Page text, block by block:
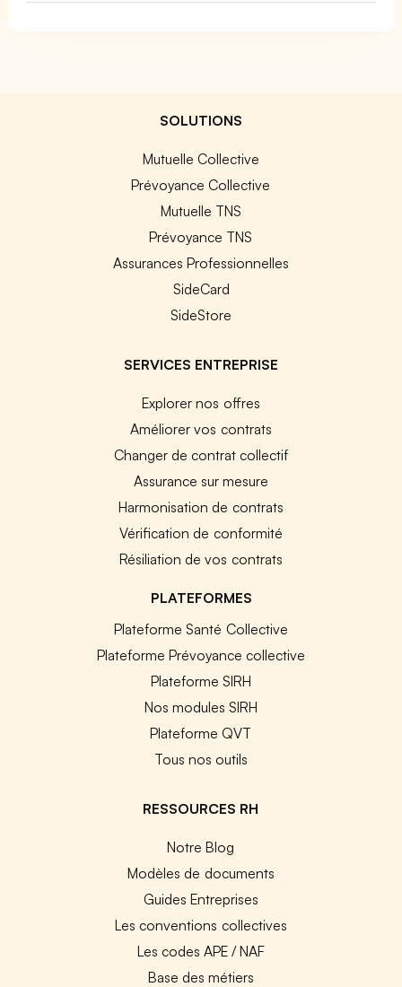
SOLUTIONS
Mutuelle Collective
Prévoyance Collective
Mutuelle TNS
Prévoyance TNS
Assurances Professionnelles
SideCard
SideStore
SERVICES ENTREPRISE
Explorer nos offres
Améliorer vos contrats
Changer de contrat collectif
Assurance sur mesure
Harmonisation de contrats
Vérification de conformité
Résiliation de vos contrats
PLATEFORMES
Plateforme Santé Collective
Plateforme Prévoyance collective
Plateforme SIRH
Nos modules SIRH
Plateforme QVT
Tous nos outils
RESSOURCES RH
Notre Blog
Modèles de documents
Guides Entreprises
Les conventions collectives
Les codes APE / NAF
Base des métiers